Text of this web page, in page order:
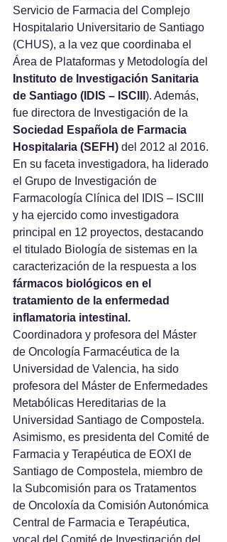
Servicio de Farmacia del Complejo
Hospitalario Universitario de Santiago
(CHUS), a la vez que coordinaba el
Área de Plataformas y Metodología del
Instituto de Investigación Sanitaria
de Santiago (IDIS – ISCIII ). Además,
fue directora de Investigación de la
Sociedad Española de Farmacia
Hospitalaria (SEFH) del 2012 al 2016.
En su faceta investigadora, ha liderado
el Grupo de Investigación de
Farmacología Clínica del IDIS – ISCIII
y ha ejercido como investigadora
principal en 12 proyectos, destacando
el titulado Biología de sistemas en la
caracterización de la respuesta a los
fármacos biológicos en el
tratamiento de la enfermedad
inflamatoria intestinal.
Coordinadora y profesora del Máster
de Oncología Farmacéutica de la
Universidad de Valencia, ha sido
profesora del Máster de Enfermedades
Metabólicas Hereditarias de la
Universidad Santiago de Compostela.
Asimismo, es presidenta del Comité de
Farmacia y Terapéutica de EOXI de
Santiago de Compostela, miembro de
la Subcomisión para os Tratamentos
de Oncoloxía da Comisión Autonómica
Central de Farmacia e Terapéutica,
vocal del Comité de Investigación del